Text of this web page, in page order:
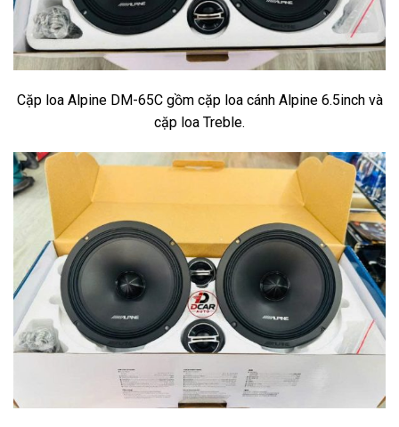
Cặp loa Alpine DM-65C gồm cặp loa cánh Alpine 6.5inch và
cặp loa Treble.